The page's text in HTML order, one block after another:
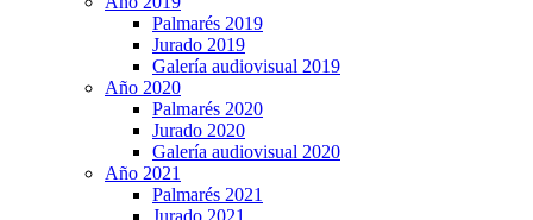
Palmarés 2019
Jurado 2019
Galería audiovisual 2019
Año 2020
Palmarés 2020
Jurado 2020
Galería audiovisual 2020
Año 2021
Palmarés 2021
Jurado 2021